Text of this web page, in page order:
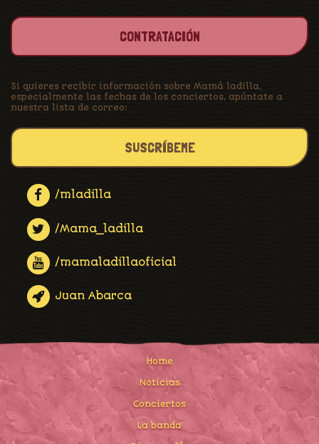
CONTRATACIÓN
Si quieres recibir información sobre Mamá ladilla,
especialmente las fechas de los conciertos, apúntate a
nuestra lista de correo:
SUSCRÍBEME
/mladilla
/Mama_ladilla
/mamaladillaoficial
Juan Abarca
Home
Noticias
Conciertos
La banda